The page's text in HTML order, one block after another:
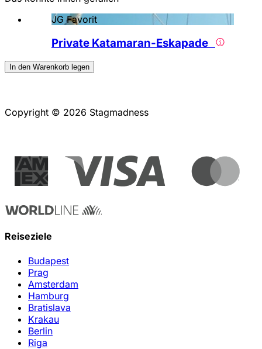
JG Favorit
Private Katamaran-Eskapade
In den Warenkorb legen
Copyright © 2026 Stagmadness
Reiseziele
Budapest
Prag
Amsterdam
Hamburg
Bratislava
Krakau
Berlin
Riga